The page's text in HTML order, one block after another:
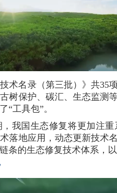
术名录（第三批）》共35
树保护、碳汇、生态监测
“工具包”。
我国生态修复将更加注
落地应用，动态更新技术
条的生态修复技术体系，